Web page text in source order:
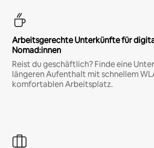
Arbeitsgerechte Unterkünfte für
Nomad:innen
Reist du geschäftlich? Finde eine
längeren Aufenthalt mit schnellem
komfortablen Arbeitsplatz.